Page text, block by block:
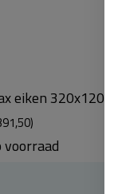
eiken 320x120cm
voorraad